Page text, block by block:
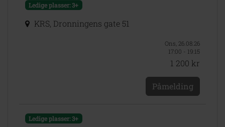
Ledige plasser: 3+
KRS, Dronningens gate 51
Ons, 26.08.26
17:00 - 19:15
1 200 kr
Påmelding
Ledige plasser: 3+